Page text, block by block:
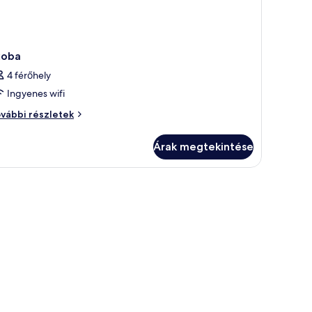
4 férőhely
Ingyenes wifi
részletek
Árak megtekintése